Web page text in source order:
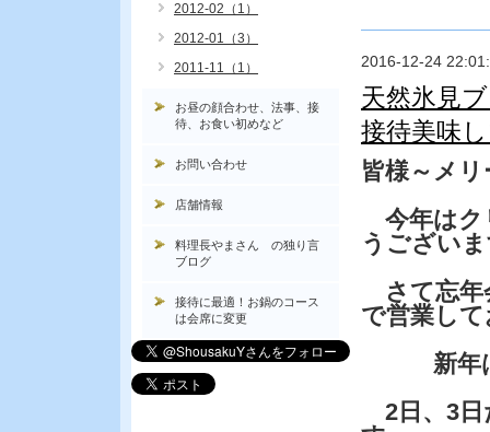
2016-12-24
天然氷見
接待美味
皆様～メ
今年はク
うござい
さて忘年
で営業し
新年は2
2日、3日
2012-02（1）
2012-01（3）
2011-11（1）
お昼の顔合わせ、法事、接
待、お食い初めなど
お問い合わせ
店舗情報
料理長やまさん の独り言
ブログ
接待に最適！お鍋のコース
は会席に変更